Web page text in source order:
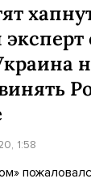
1:58